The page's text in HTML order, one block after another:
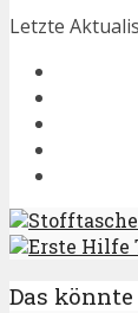
Letzte
Erste Hilfe
Das